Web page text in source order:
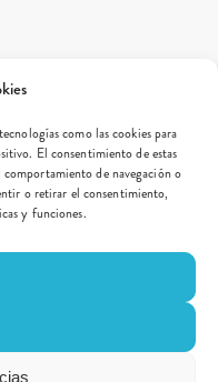
como las cookies para
El consentimiento de estas
de navegación o
o retirar el consentimiento,
y funciones.